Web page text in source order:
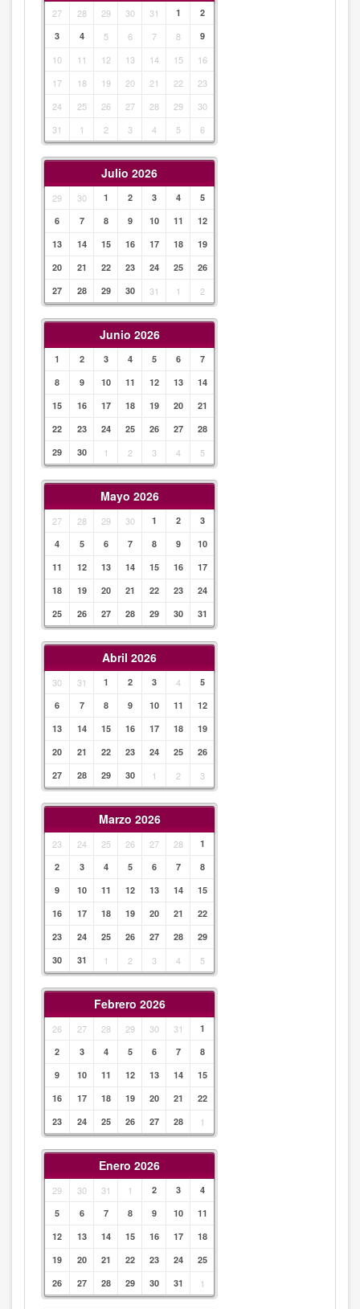
27 28 29 30 31 1
2
3
4 5 6 7 8 9
10 11 12 13 14 15
16
17
18 19 20 21 22
23
24
25 26 27 28 29
30
31
1 2 3 4 5 6
Julio 2026
29 30 1 2 3 4
5
6
7 8 9 10 11
12
13
14 15 16 17 18
19
20
21 22 23 24 25
26
27
28 29 30 31 1 2
Junio 2026
1 2 3 4 5 6
7
8
9 10 11 12 13
14
15
16 17 18 19 20
21
22
23 24 25 26 27
28
29
30 1 2 3 4 5
Mayo 2026
27 28 29 30 1 2
3
4
5 6 7 8 9
10
11
12 13 14 15 16
17
18
19 20 21 22 23
24
25
26 27 28 29 30 31
Abril 2026
30 31 1 2 3 4
5
6
7 8 9 10 11
12
13
14 15 16 17 18
19
20
21 22 23 24 25
26
27
28 29 30 1 2 3
Marzo 2026
23 24 25 26 27 28
1
2
3 4 5 6 7
8
9
10 11 12 13 14
15
16
17 18 19 20 21
22
23
24 25 26 27 28
29
30
31 1 2 3 4 5
Febrero 2026
26 27 28 29 30 31
1
2
3 4 5 6 7
8
9
10 11 12 13 14
15
16
17 18 19 20 21
22
23
24 25 26 27 28 1
Enero 2026
29 30 31 1 2 3
4
5
6 7 8 9 10
11
12
13 14 15 16 17
18
19
20 21 22 23 24
25
26
27 28 29 30 31 1